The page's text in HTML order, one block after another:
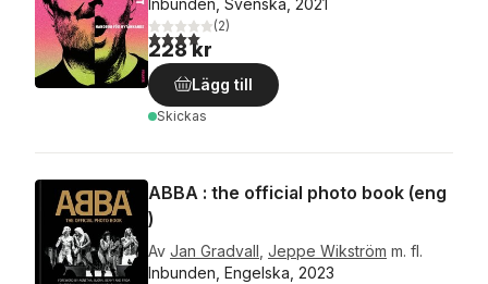
Inbunden, Svenska, 2021
4,0utav 5 stjärnor. Totalt antal röster:
(2)
228 kr
Lägg till
Skickas
ABBA : the official photo book (eng
)
Av Jan Gradvall Jeppe Wikström m. fl.
Inbunden, Engelska, 2023